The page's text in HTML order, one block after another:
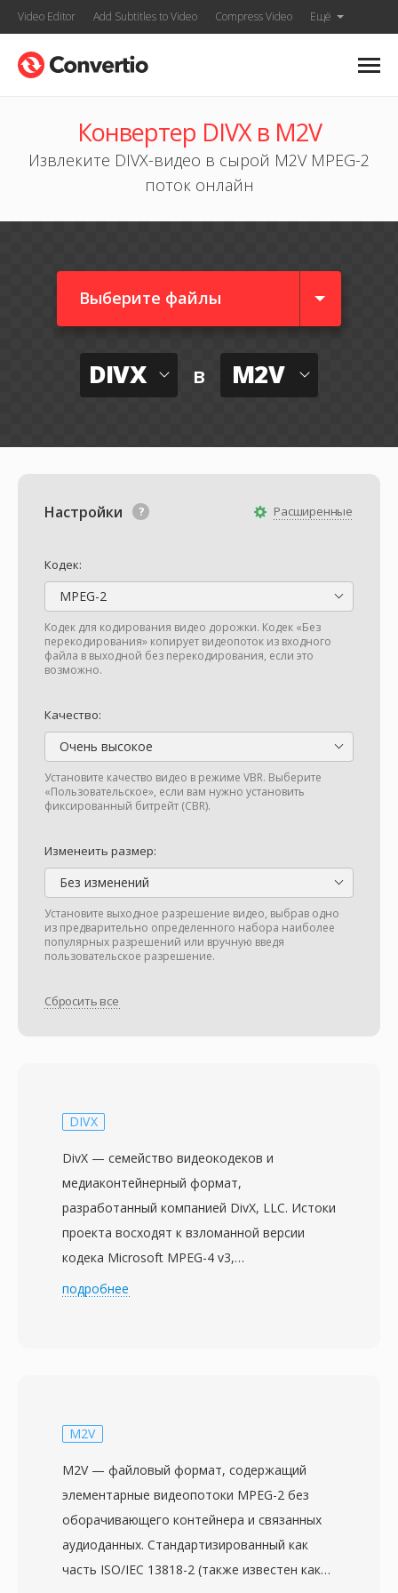
Video Editor Add Subtitles to Video Compress Video Ещё
Конвертер DIVX в M2V
Извлеките DIVX-видео в сырой M2V MPEG-2
поток онлайн
Выберите файлы
DIVX в M2V
Расширенные
Настройки
Кодек:
MPEG-2
Кодек для кодирования видео дорожки. Кодек «Без
перекодирования» копирует видеопоток из входного
файла в выходной без перекодирования, если это
возможно.
Качество:
Очень высокое
Установите качество видео в режиме VBR. Выберите
«Пользовательское», если вам нужно установить
фиксированный битрейт (CBR).
Изменеить размер:
Без изменений
Установите выходное разрешение видео, выбрав одно
из предварительно определенного набора наиболее
популярных разрешений или вручную введя
пользовательское разрешение.
Сбросить все
DIVX
DivX — семейство видеокодеков и
медиаконтейнерный формат,
разработанный компанией DivX, LLC. Истоки
проекта восходят к взломанной версии
кодека Microsoft MPEG-4 v3,
распространявшейся в конце 1990-х, но
поздние версии включили поддержку
популярность в начале 2000-х благодаря
способности сжать полнометражный
фильм в файл, умещающийся на одном CD-
ROM, с сохранением приемлемого
визуального качества. Такая
подробнее
M2V
M2V — файловый формат, содержащий
элементарные видеопотоки MPEG-2 без
оборачивающего контейнера и связанных
аудиоданных. Стандартизированный как
часть ISO/IEC 13818-2 (также известен как